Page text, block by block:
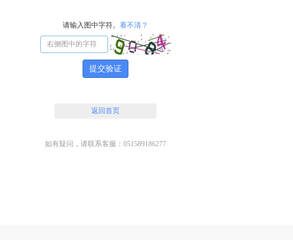
请输入图中字符。 看不清？
提交验证
返回首页
如有疑问，请联系客服：051589186277